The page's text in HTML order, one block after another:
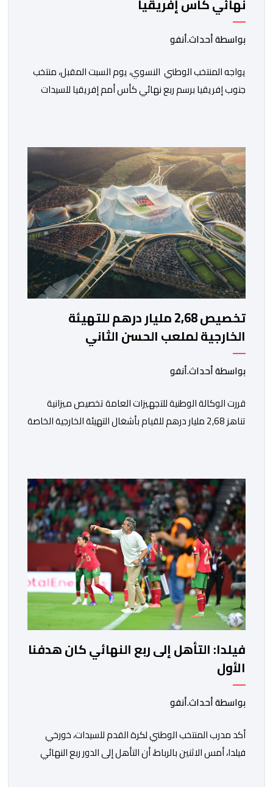
بواسطة أحداث.أنفو
يواجه المنتخب الوطني النسوي، يوم السبت المقبل، منتخب
جنوب إفريقيا برسم ربع نهائي كأس أمم إفريقيا للسيدات
لبؤات الأطلس قد تأهلن إلى الدور ربع النهائي بعد تصدرهن
المجموعة الأولى برصيد سبع نقاط، حصدنها من انتصارين
وتعادل، فيما بلغ […]
تخصيص 2,68 مليار درهم للتهيئة
الخارجية لملعب الحسن الثاني
بواسطة أحداث.أنفو
قررت الوكالة الوطنية للتجهيزات العامة تخصيص ميزانية
تناهز 2,68 مليار درهم للقيام بأشغال التهيئة الخارجية الخاصة
نهائيات كأس العالم 2030. ​وكشف مصدر مطلع أن هذا
الغلاف المالي يندرج في إطار الحصة رقم 7 من القائمة
الإجمالية لطلبات العروض […]
فيلدا: التأهل إلى ربع النهائي كان هدفنا
الأول
بواسطة أحداث.أنفو
أكد مدرب المنتخب الوطني لكرة القدم للسيدات، خورخي
فيلدا، أمس الاثنين بالرباط، أن التأهل إلى الدور ربع النهائي